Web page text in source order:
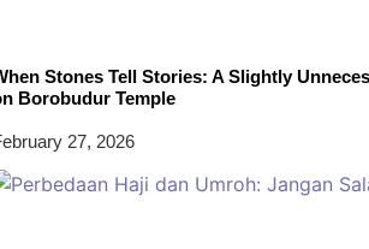
Stones Tell Stories: A Slightly
Borobudur Temple
27, 2026